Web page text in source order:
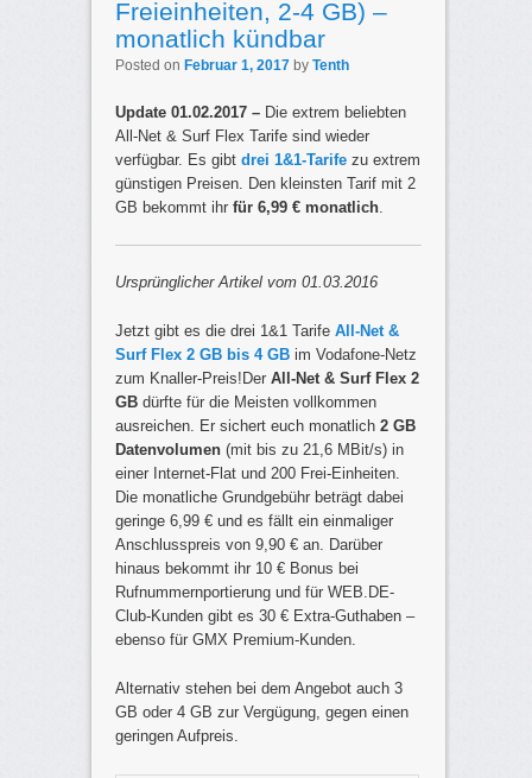
Freieinheiten, 2-4 GB) –
monatlich kündbar
Posted on Februar 1, 2017 by Tenth
Update 01.02.2017 – Die extrem beliebten
All-Net & Surf Flex Tarife sind wieder
verfügbar. Es gibt drei 1&1-Tarifezu extrem
günstigen Preisen. Den kleinsten Tarif mit 2
GB bekommt ihr für 6,99 € monatlich.
Ursprünglicher Artikel vom 01.03.2016
Jetzt gibt es die drei 1&1 Tarife All-Net &
Surf Flex 2 GB bis 4 GB im Vodafone-Netz
zum Knaller-Preis!Der All-Net & Surf Flex 2
GB dürfte für die Meisten vollkommen
ausreichen. Er sichert euch monatlich 2 GB
Datenvolumen(mit bis zu 21,6 MBit/s) in
einer Internet-Flat und 200 Frei-Einheiten.
Die monatliche Grundgebühr beträgt dabei
geringe 6,99 € und es fällt ein einmaliger
Anschlusspreis von 9,90 € an. Darüber
hinaus bekommt ihr 10 € Bonus bei
Rufnummernportierung und für WEB.DE-
Club-Kunden gibt es 30 € Extra-Guthaben –
ebenso für GMX Premium-Kunden.
Alternativ stehen bei dem Angebot auch 3
GB oder 4 GB zur Vergügung, gegen einen
geringen Aufpreis.